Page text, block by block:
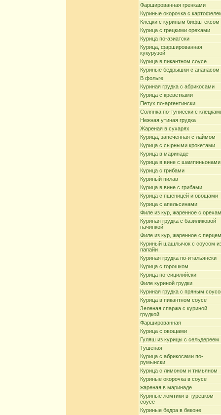
Фаршированная гренками
Куриные окорочка с
Клецки с куриным бифштексом
Курица с грецкими орехами
Курица по-азиатски
Курица, фаршированная
кукурузой
Курица в пикантном соусе
Куриные бедрышки с ананасом
В фольге
Куриная грудка с абрикосами
Курица с креветками
Петух по-аргентински
Солянка по-тунисски с
Нежная утиная грудка
Жареная в сухарях
Курица, запеченная с лаймом
Курица с сырными крокетами
Курица в маринаде
Курица в вине с шампиньонами
Курица с грибами
Куриный пилав
Курица в вине с грибами
Курица с пшеницей и овощами
Курица с апельсинами
Филе из кур, жаренное с
Куриная грудка с базиликовой
начинкой
Филе из кур, жаренное с перцем
Куриный шашлычок с соусом
папайи
Куриная грудка по-итальянски
Курица с горошком
Курица по-сицилийски
Филе куриной грудки
Куриная грудка с пряным
Курица в пикантном соусе
Зеленая спаржа с куриной
грудкой
Фаршированная
Курица с овощами
Гуляш из курицы с сельдереем
Тушеная
Курица с абрикосами по-
румынски
Курица с лимоном и тимьяном
Куриные окорочка в соусе
жареная в маринаде
Куриные ломтики в турецком
соусе
Куриные бедра в беконе